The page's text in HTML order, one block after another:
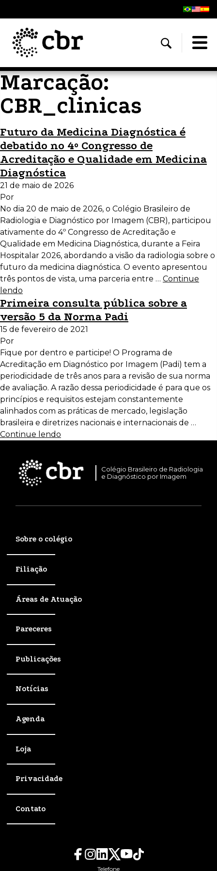
Marcação:
CBR_clinicas
Futuro da Medicina Diagnóstica é
debatido no 4º Congresso de
Acreditação e Qualidade em Medicina
Diagnóstica
21 de maio de 2026
Por
No dia 20 de maio de 2026, o Colégio Brasileiro de
Radiologia e Diagnóstico por Imagem (CBR), participou
ativamente do 4º Congresso de Acreditação e
Qualidade em Medicina Diagnóstica, durante a Feira
Hospitalar 2026, abordando a visão da radiologia sobre o
futuro da medicina diagnóstica. O evento apresentou
três pontos de vista, uma parceria entre … Continue
lendo
Primeira consulta pública sobre a
versão 5 da Norma Padi
15 de fevereiro de 2021
Por
Fique por dentro e participe! O Programa de
Acreditação em Diagnóstico por Imagem (Padi) tem a
periodicidade de três anos para a revisão de sua norma
de avaliação. A razão dessa periodicidade é para que os
princípios e requisitos estejam constantemente
alinhados com as práticas de mercado, legislação
brasileira e diretrizes nacionais e internacionais de …
Continue lendo
Colégio Brasileiro de Radiologia
e Diagnóstico por Imagem
Sobre o colégio
Filiação
Áreas de Atuação
Pareceres
Publicações
Notícias
Agenda
Loja
Privacidade
Contato
Telefone